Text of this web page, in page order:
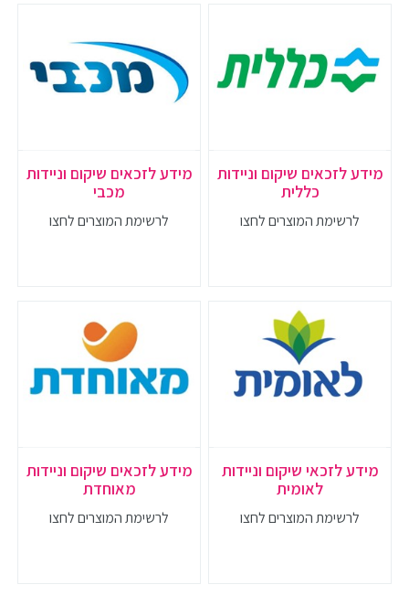
מידע לזכאים שיקום וניידות
כללית
לרשימת המוצרים לחצו
מידע לזכאים שיקום וניידות
מכבי
לרשימת המוצרים לחצו
מידע לזכאי שיקום וניידות
לאומית
לרשימת המוצרים לחצו
מידע לזכאים שיקום וניידות
מאוחדת
לרשימת המוצרים לחצו